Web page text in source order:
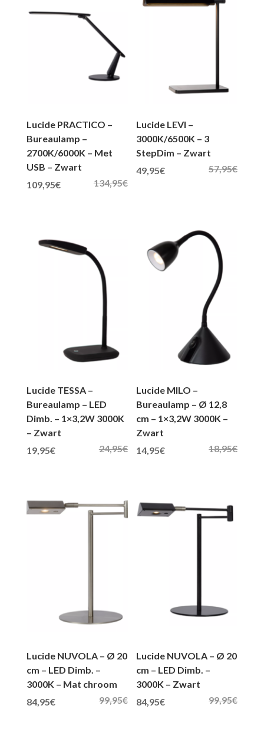
Lucide PRACTICO –
Bureaulamp –
2700K/6000K – Met
USB – Zwart
134,95€
Oorspronkelijke prijs was: 134,95€.
109,95€Huidige prijs is: 109,95€.
Lucide LEVI –
3000K/6500K – 3
StepDim – Zwart
57,95€
Oorspronkelijke prijs was: 57,95€.
49,95€Huidige prijs is: 49,95€.
Lucide TESSA –
Bureaulamp – LED
Dimb. – 1×3,2W 3000K
– Zwart
24,95€
Oorspronkelijke prijs was: 24,95€.
19,95€Huidige prijs is: 19,95€.
Lucide MILO –
Bureaulamp – Ø 12,8
cm – 1×3,2W 3000K –
Zwart
18,95€
Oorspronkelijke prijs was: 18,95€.
14,95€Huidige prijs is: 14,95€.
Lucide NUVOLA – Ø 20
cm – LED Dimb. –
3000K – Mat chroom
99,95€
Oorspronkelijke prijs was: 99,95€.
84,95€Huidige prijs is: 84,95€.
Lucide NUVOLA – Ø 20
cm – LED Dimb. –
3000K – Zwart
99,95€
Oorspronkelijke prijs was: 99,95€.
84,95€Huidige prijs is: 84,95€.